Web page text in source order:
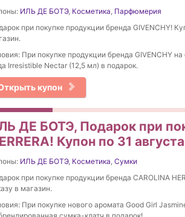
ИЛЬ ДЕ БОТЭ, Косметика, Парфюмерия
при покупке продукции бренда GIVENCHY!
При покупке продукции бренда GIVENCHY
Irresistible Nectar (12,5 мл) в подарок.
купон
ДЕ БОТЭ, Подарок при
Купон по 31
ИЛЬ ДЕ БОТЭ, Косметика, Сумки
при покупке продукции бренда CAROLINA
в магазин.
При покупке нового аромата Good Girl